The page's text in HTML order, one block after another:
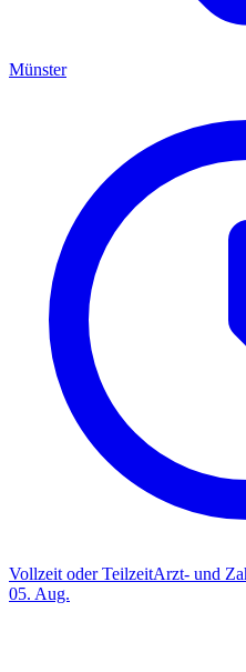
Münster
Vollzeit oder TeilzeitArzt- und
05. Aug.